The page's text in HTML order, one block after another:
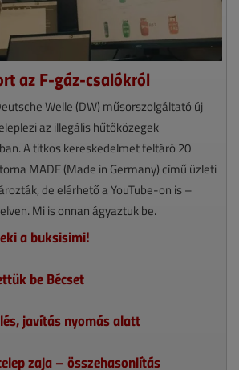
az F-gáz-csalókról
Welle (DW) műsorszolgáltató új
az illegális hűtőközegek
A titkos kereskedelmet feltáró 20
MADE (Made in Germany) című üzleti
de elérhető a YouTube-on is –
Mi is onnan ágyaztuk be.
a buksisimi!
be Bécset
javítás nyomás alatt
zaja – összehasonlítás